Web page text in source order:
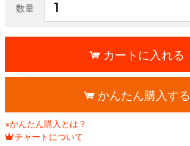
数量
カートに入れる
かんたん購入する
※かんたん購入とは？
チャートについて